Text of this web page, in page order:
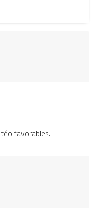
favorables.